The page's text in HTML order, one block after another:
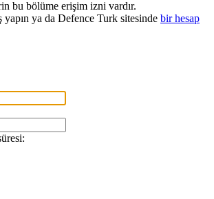
bu bölüme erişim izni vardır.
yapın ya da Defence Turk sitesinde bir hesap